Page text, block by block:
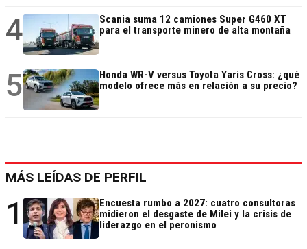
4
Scania suma 12 camiones Super G460 XT
para el transporte minero de alta montaña
5
Honda WR-V versus Toyota Yaris Cross: ¿qué
modelo ofrece más en relación a su precio?
MÁS LEÍDAS DE PERFIL
1
Encuesta rumbo a 2027: cuatro consultoras
midieron el desgaste de Milei y la crisis de
liderazgo en el peronismo